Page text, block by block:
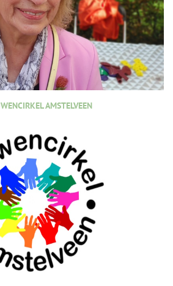
AMSTELVEEN